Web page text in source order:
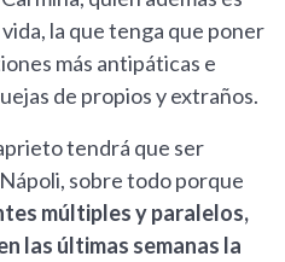
la que tenga que poner
más antipáticas e
de propios y extraños.
tendrá que ser
sobre todo porque
múltiples y paralelos,
las últimas semanas la